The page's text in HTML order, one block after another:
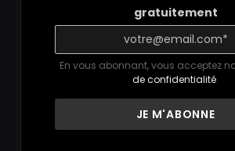
gratuitement
En vous abonnant, vous acceptez
de confidentialité.